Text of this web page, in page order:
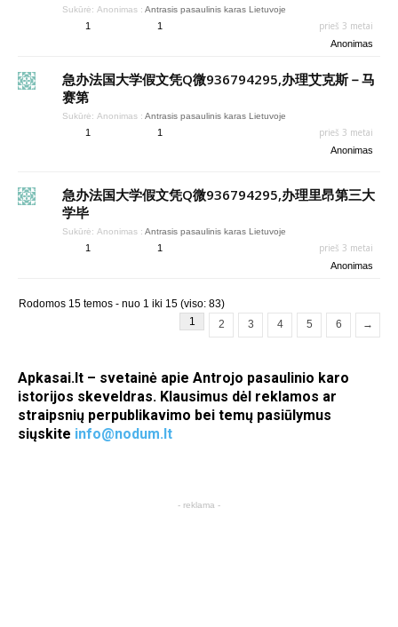
Sukūrė: Anonimas : Antrasis pasaulinis karas Lietuvoje
1 1 prieš 3 metai
Anonimas
急办法国大学假文凭Q微936794295,办理艾克斯－马
赛第
Sukūrė: Anonimas : Antrasis pasaulinis karas Lietuvoje
1 1 prieš 3 metai
Anonimas
急办法国大学假文凭Q微936794295,办理里昂第三大
学毕
Sukūrė: Anonimas : Antrasis pasaulinis karas Lietuvoje
1 1 prieš 3 metai
Anonimas
Rodomos 15 temos - nuo 1 iki 15 (viso: 83)
1
2 3 4 5 6 →
Apkasai.lt – svetainė apie Antrojo pasaulinio karo
istorijos skeveldras. Klausimus dėl reklamos ar
straipsnių perpublikavimo bei temų pasiūlymus
siųskite info@nodum.lt
- reklama -